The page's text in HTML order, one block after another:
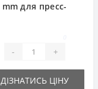
mm для пресс-
- +
ДІЗНАТИСЬ ЦІНУ